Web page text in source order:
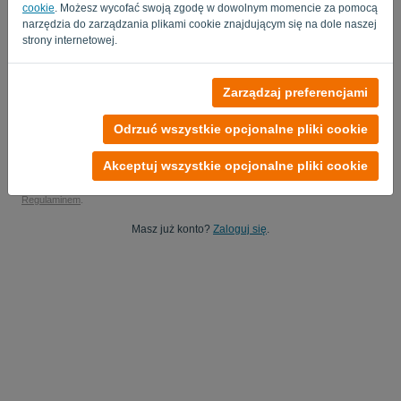
cookie . Możesz wycofać swoją zgodę w dowolnym momencie za pomocą
narzędzia do zarządzania plikami cookie znajdującym się na dole naszej
strony internetowej.
Zarządzaj preferencjami
Odrzuć wszystkie opcjonalne pliki cookie
Akceptuj wszystkie opcjonalne pliki cookie
Tak, możesz studiować moje dane produktowe..
Tak, możesz wysyłać mi aktualizacje marketingowe.
Rozpocznij bezpłatny okres próbny
Karta kredytowa nie jest wymagana
Bez zobowiązań! 100% wolny od zobowiązań
Twoje dane są w 100% bezpieczne
Regulaminem.
Masz już konto? Zaloguj się.